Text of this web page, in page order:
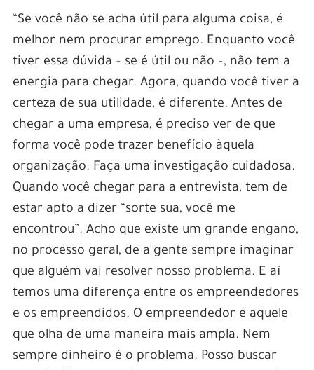
“Se você não se acha útil para alguma coisa, é
melhor nem procurar emprego. Enquanto você
tiver essa dúvida – se é útil ou não –, não tem a
energia para chegar. Agora, quando você tiver a
certeza de sua utilidade, é diferente. Antes de
chegar a uma empresa, é preciso ver de que
forma você pode trazer benefício àquela
organização. Faça uma investigação cuidadosa.
Quando você chegar para a entrevista, tem de
estar apto a dizer “sorte sua, você me
encontrou”. Acho que existe um grande engano,
no processo geral, de a gente sempre imaginar
que alguém vai resolver nosso problema. E aí
temos uma diferença entre os empreendedores
e os empreendidos. O empreendedor é aquele
que olha de uma maneira mais ampla. Nem
sempre dinheiro é o problema. Posso buscar